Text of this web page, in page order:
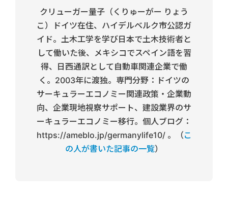
クリューガー量子（くりゅーがー りょう
こ）ドイツ在住、ハイデルベルク市公認ガ
イド。土木工学を学び日本で土木技術者と
して働いた後、メキシコでスペイン語を習
得、日西通訳として自動車関連企業で働
く。2003年に渡独。専門分野：ドイツの
サーキュラーエコノミー関連政策・企業動
向、企業現地視察サポート、建設業界のサ
ーキュラーエコノミー移行。個人ブログ：
https://ameblo.jp/germanylife10/ 。（こ
の人が書いた記事の一覧）